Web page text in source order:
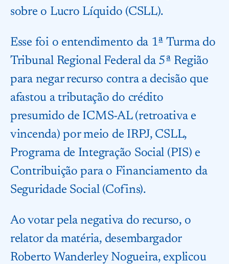
sobre o Lucro Líquido (CSLL).
Esse foi o entendimento da 1ª Turma do
Tribunal Regional Federal da 5ª Região
para negar recurso contra a decisão que
afastou a tributação do crédito
presumido de ICMS-AL (retroativa e
vincenda) por meio de IRPJ, CSLL,
Programa de Integração Social (PIS) e
Contribuição para o Financiamento da
Seguridade Social (Cofins).
Ao votar pela negativa do recurso, o
relator da matéria, desembargador
Roberto Wanderley Nogueira, explicou